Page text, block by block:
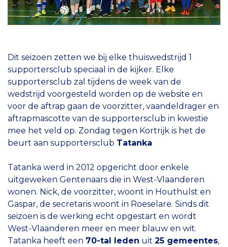
Dit seizoen zetten we bij elke thuiswedstrijd 1
supportersclub speciaal in de kijker. Elke
supportersclub zal tijdens de week van de
wedstrijd voorgesteld worden op de website en
voor de aftrap gaan de voorzitter, vaandeldrager en
aftrapmascotte van de supportersclub in kwestie
mee het veld op. Zondag tegen Kortrijk is het de
beurt aan supportersclub Tatanka
Tatanka werd in 2012 opgericht door enkele
uitgeweken Gentenaars die in West-Vlaanderen
wonen. Nick, de voorzitter, woont in Houthulst en
Gaspar, de secretaris woont in Roeselare. Sinds dit
seizoen is de werking echt opgestart en wordt
West-Vlaanderen meer en meer blauw en wit.
Tatanka heeft een 70-tal leden uit 25 gemeentes,